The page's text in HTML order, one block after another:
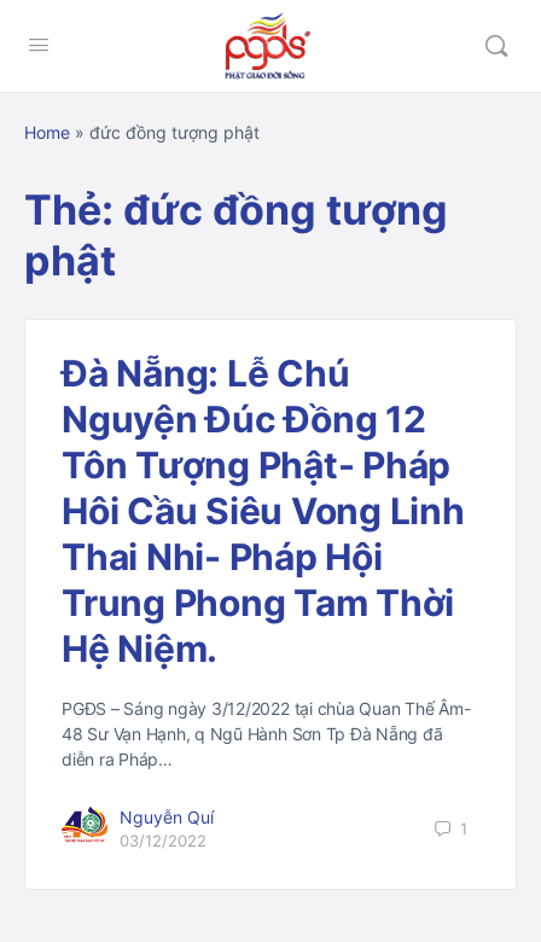
Home » đức đồng tượng phật
Thẻ: đức đồng tượng
phật
Đà Nẵng: Lễ Chú
Nguyện Đúc Đồng 12
Tôn Tượng Phật- Pháp
Hôi Cầu Siêu Vong Linh
Thai Nhi- Pháp Hội
Trung Phong Tam Thời
Hệ Niệm.
PGĐS – Sáng ngày 3/12/2022 tại chùa Quan Thế Âm-
48 Sư Vạn Hạnh, q Ngũ Hành Sơn Tp Đà Nẵng đã
diễn ra Pháp…
Nguyễn Quí
03/12/2022
1